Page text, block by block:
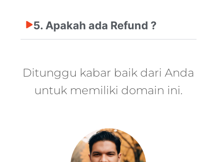
5. Apakah ada Refund ?
Ditunggu kabar baik dari Anda
untuk memiliki domain ini.